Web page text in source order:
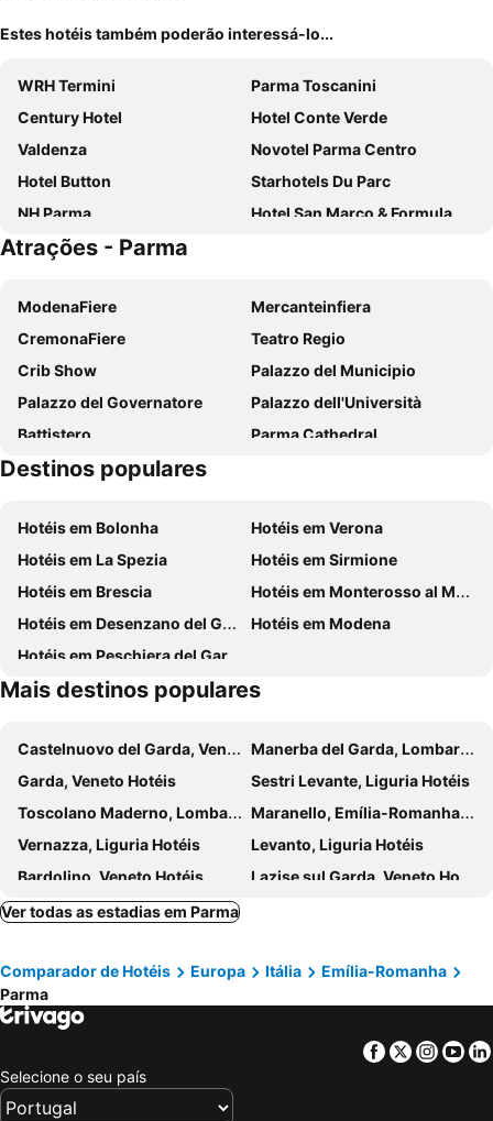
Estes hotéis também poderão interessá-lo...
WRH Termini
Parma Toscanini
Century Hotel
Hotel Conte Verde
Valdenza
Novotel Parma Centro
Hotel Button
Starhotels Du Parc
NH Parma
Hotel San Marco & Formula Club
Hotel Torino
voco Parma & Congressi by IHG
Hotel delle Rose Terme & WellnesSpa
Best Western Hotel Green City
Hotel Ayri
Hotel Stendhal
Dado Hotel International
Hotel Campus
Hotel Padus Meublè Parma
Hotel Savoy
Hotel Forum
Tricolore Hotel
Hotel Verdi Boutique Hotel
Albergo Il Gufo
Hotel Villa Molinari
Hotel Poli
Il Borghetto
Oinoe La Città Del Vino
Atrações - Parma
ModenaFiere
Mercanteinfiera
CremonaFiere
Teatro Regio
Crib Show
Palazzo del Municipio
Palazzo del Governatore
Palazzo dell'Università
Battistero
Parma Cathedral
Camera di San Paolo
Piazza dei Martiri
Destinos populares
Hotéis em Bolonha
Hotéis em Verona
Hotéis em La Spezia
Hotéis em Sirmione
Hotéis em Brescia
Hotéis em Monterosso al Mare
Hotéis em Desenzano del Garda
Hotéis em Modena
Hotéis em Peschiera del Garda
Mais destinos populares
Castelnuovo del Garda, Veneto Hotéis
Manerba del Garda, Lombardia Hotéis
Garda, Veneto Hotéis
Sestri Levante, Liguria Hotéis
Toscolano Maderno, Lombardia Hotéis
Maranello, Emília-Romanha Hotéis
Vernazza, Liguria Hotéis
Levanto, Liguria Hotéis
Bardolino, Veneto Hotéis
Lazise sul Garda, Veneto Hotéis
Piacenza, Emília-Romanha Hotéis
San Giovanni Lupatoto, Veneto Hotéis
Barga, Toscana Hotéis
Gardone Riviera, Lombardia Hotéis
Portovénere, Liguria Hotéis
Calderara Di Reno, Emília-Romanha Hotéis
Florença, Toscana Hotéis
Bolonha, Emília-Romanha Hotéis
Verona, Veneto Hotéis
Ver todas as estadias em Parma
Comparador de Hotéis Europa Itália
Emília-Romanha
Parma
Facebook
Twitter
Selecione o seu país